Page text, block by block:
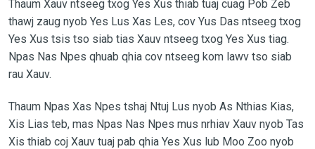
Thaum Xauv ntseeg txog Yes Xus thiab tuaj cuag Pob Zeb
thawj zaug nyob Yes Lus Xas Les, cov Yus Das ntseeg txog
Yes Xus tsis tso siab tias Xauv ntseeg txog Yes Xus tiag.
Npas Nas Npes qhuab qhia cov ntseeg kom lawv tso siab
rau Xauv.
Thaum Npas Xas Npes tshaj Ntuj Lus nyob As Nthias Kias,
Xis Lias teb, mas Npas Nas Npes mus nrhiav Xauv nyob Tas
Xis thiab coj Xauv tuaj pab qhia Yes Xus lub Moo Zoo nyob